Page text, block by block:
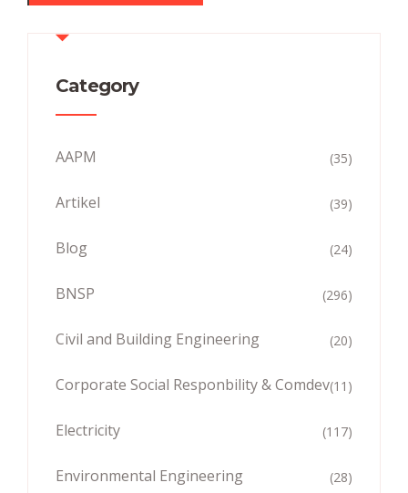
Category
AAPM (35)
Artikel (39)
Blog (24)
BNSP (296)
Civil and Building Engineering (20)
Corporate Social Responbility & Comdev(11)
Electricity (117)
Environmental Engineering (28)